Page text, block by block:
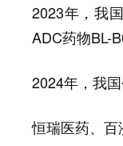
2023年，我
ADC药物BL-
2024年，我
恒瑞医药、